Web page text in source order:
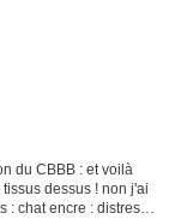
du CBBB : et voilà
dessus ! non j'ai
: chat encre : distress